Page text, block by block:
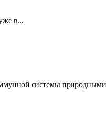
в...
системы природными